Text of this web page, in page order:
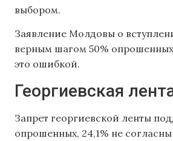
выбором.
Заявление Молдовы о
верным шагом 50%
это ошибкой.
Георгиевская
Запрет георгиевской ленты
опрошенных, 24,1% не